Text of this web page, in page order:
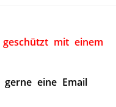
geschützt mit einem
gerne eine Email